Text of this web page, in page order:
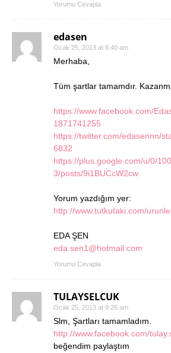
Yorumu Cevapla
edasen
Ocak 25, 2013 at 8:40 am
Merhaba,
Tüm şartlar tamamdır.
https://www.facebook.com/
1871741255
https://twitter.com/edasennn/
6832
https://plus.google.com/u/0/
3/posts/9i1BUCcW2cw
Yorum yazdığım yer:
http://www.tutkutaki.com/
EDA ŞEN
eda.sen1@hotmail.com
Yorumu Cevapla
TULAYSELCUK
Ocak 25, 2013 at 9:26 am
Slm, Şartları tamamladım.
http://www.facebook.com/
beğendim paylaştım